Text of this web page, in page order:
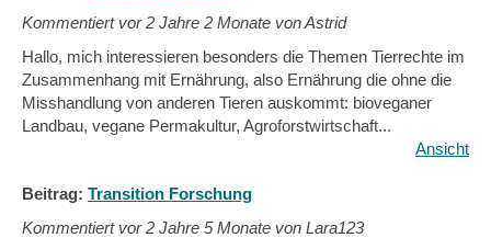
Kommentiert vor2 Jahre 2 Monate von Astrid
Hallo, mich interessieren besonders die Themen Tierrechte im
Zusammenhang mit Ernährung, also Ernährung die ohne die
Misshandlung von anderen Tieren auskommt: bioveganer
Landbau, vegane Permakultur, Agroforstwirtschaft...
Ansicht
Beitrag: Transition Forschung
Kommentiert vor2 Jahre 5 Monate von Lara123